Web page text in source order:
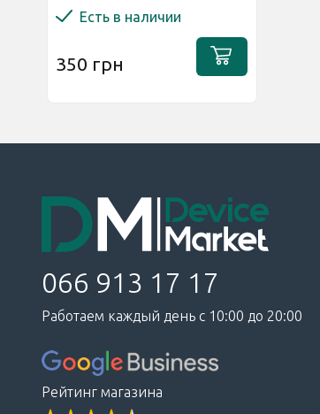
Есть в наличии
350 грн
066 913 17 17
Работаем каждый день с 10:00 до 20:00
Рейтинг магазина